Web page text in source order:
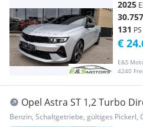
2025
30.757
131
E&S
4240
€
Opel Astra ST 1,2 Turbo
Benzin, Schaltgetriebe, gültiges Pickerl,